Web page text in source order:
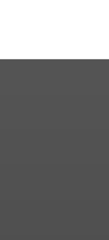
к окружному
области Павел
праздник